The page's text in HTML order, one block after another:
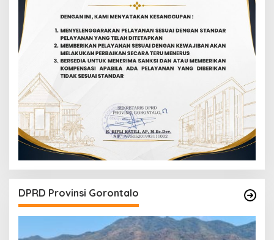
DPRD Provinsi Gorontalo